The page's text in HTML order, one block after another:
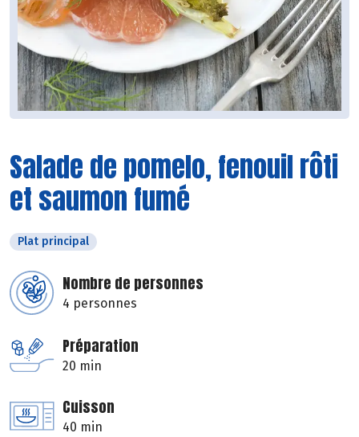
Salade de pomelo, fenouil rôti
et saumon fumé
Plat principal
Nombre de personnes
4 personnes
Préparation
20 min
Cuisson
40 min